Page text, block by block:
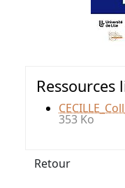
Ressources
353 Ko
Retour